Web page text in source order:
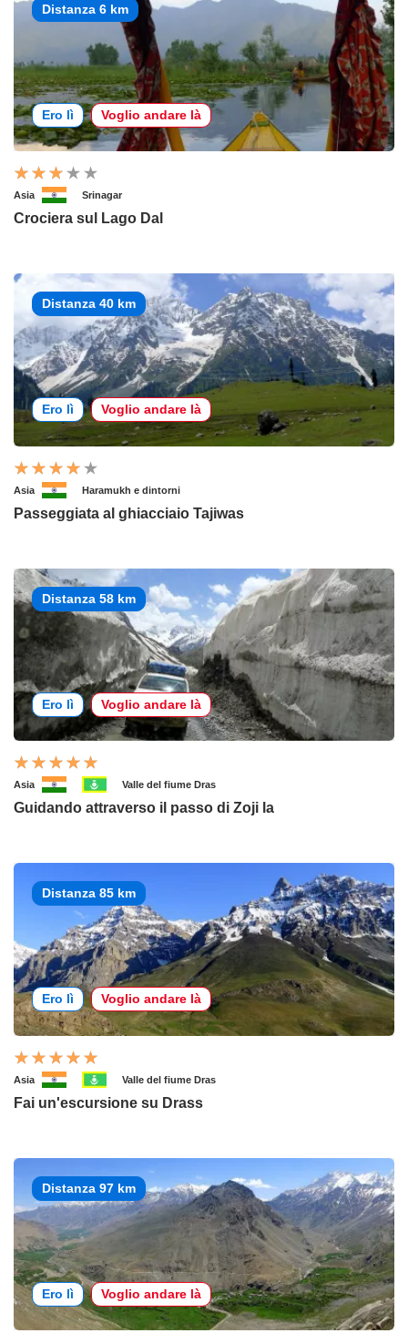
Distanza 6 km
Ero lì Voglio andare là
Asia Srinagar
Crociera sul Lago Dal
Distanza 40 km
Ero lì Voglio andare là
Asia Haramukh e dintorni
Passeggiata al ghiacciaio Tajiwas
Distanza 58 km
Ero lì Voglio andare là
Asia Valle del fiume Dras
Guidando attraverso il passo di Zoji la
Distanza 85 km
Ero lì Voglio andare là
Asia Valle del fiume Dras
Fai un'escursione su Drass
Distanza 97 km
Ero lì Voglio andare là